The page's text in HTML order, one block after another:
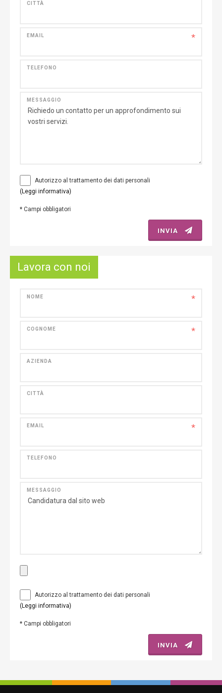
CITTÀ
*
EMAIL
TELEFONO
MESSAGGIO
Autorizzo al trattamento dei dati personali
(Leggi informativa)
* Campi obbligatori
INVIA
Lavora con noi
*
NOME
*
COGNOME
AZIENDA
CITTÀ
*
EMAIL
TELEFONO
MESSAGGIO
Autorizzo al trattamento dei dati personali
(Leggi informativa)
* Campi obbligatori
INVIA